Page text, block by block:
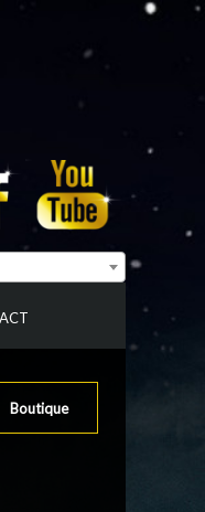
Boutique